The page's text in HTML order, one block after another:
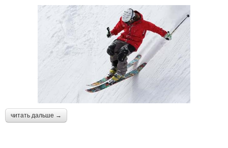
читать дальше →